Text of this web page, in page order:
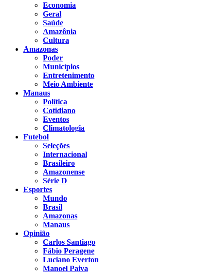
Economia
Geral
Saúde
Amazônia
Cultura
Amazonas
Poder
Municípios
Entretenimento
Meio Ambiente
Manaus
Política
Cotidiano
Eventos
Climatologia
Futebol
Seleções
Internacional
Brasileiro
Amazonense
Série D
Esportes
Mundo
Brasil
Amazonas
Manaus
Opinião
Carlos Santiago
Fábio Peragene
Luciano Everton
Manoel Paiva